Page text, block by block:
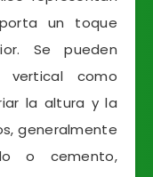
un toque
Se pueden
como
la altura y la
generalmente
o cemento,